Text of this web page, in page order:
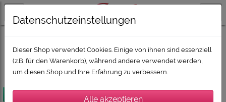
PROJEKTOREN + LEINWÄNDE
LEINWÄNDE
Elite Screens Rahmen
Datenschutzeinstellungen
Dieser Shop verwendet Cookies. Einige von ihnen sind essenziell
(z.B. für den Warenkorb), während andere verwendet werden,
um diesen Shop und Ihre Erfahrung zu verbessern.